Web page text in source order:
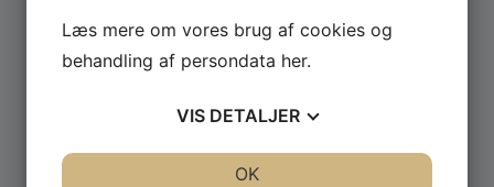
Læs mere om vores brug af cookies og
behandling af persondata her.
VIS DETALJER
OK